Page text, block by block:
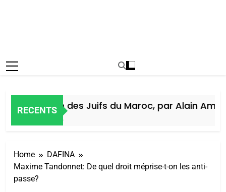
RECENTS
Histoire des Juifs du Maroc, par Alain Amiel
Home
DAFINA
Maxime Tandonnet: De quel droit méprise-t-on les anti-
passe?